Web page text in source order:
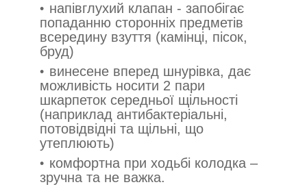
напівглухий клапан - запобігає
попаданню сторонніх предметів
всередину взуття (камінці, пісок,
бруд)
винесене вперед шнурівка, дає
можливість носити 2 пари
шкарпеток середньої щільності
(наприклад антибактеріальні,
потовідвідні та щільні, що
утеплюють)
комфортна при ходьбі колодка –
зручна та не важка.